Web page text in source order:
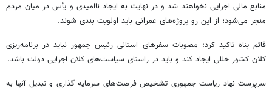
منابع مالی اجرایی نخواهند شد و در نهایت به ایجاد ناامیدی و یأس در میان مردم
منجر می‌شود؛ از این رو پروژه‌های عمرانی باید اولویت بندی شوند.
قائم پناه تاکید کرد: مصوبات سفرهای استانی رئیس جمهور نباید در برنامه‌ریزی
کلان کشور خللی ایجاد کند و باید در راستای سیاست‌های کلان اجرایی دولت باشد.
سرپرست نهاد ریاست جمهوری تشخیص فرصت‌های سرمایه گذاری و تبدیل آنها به